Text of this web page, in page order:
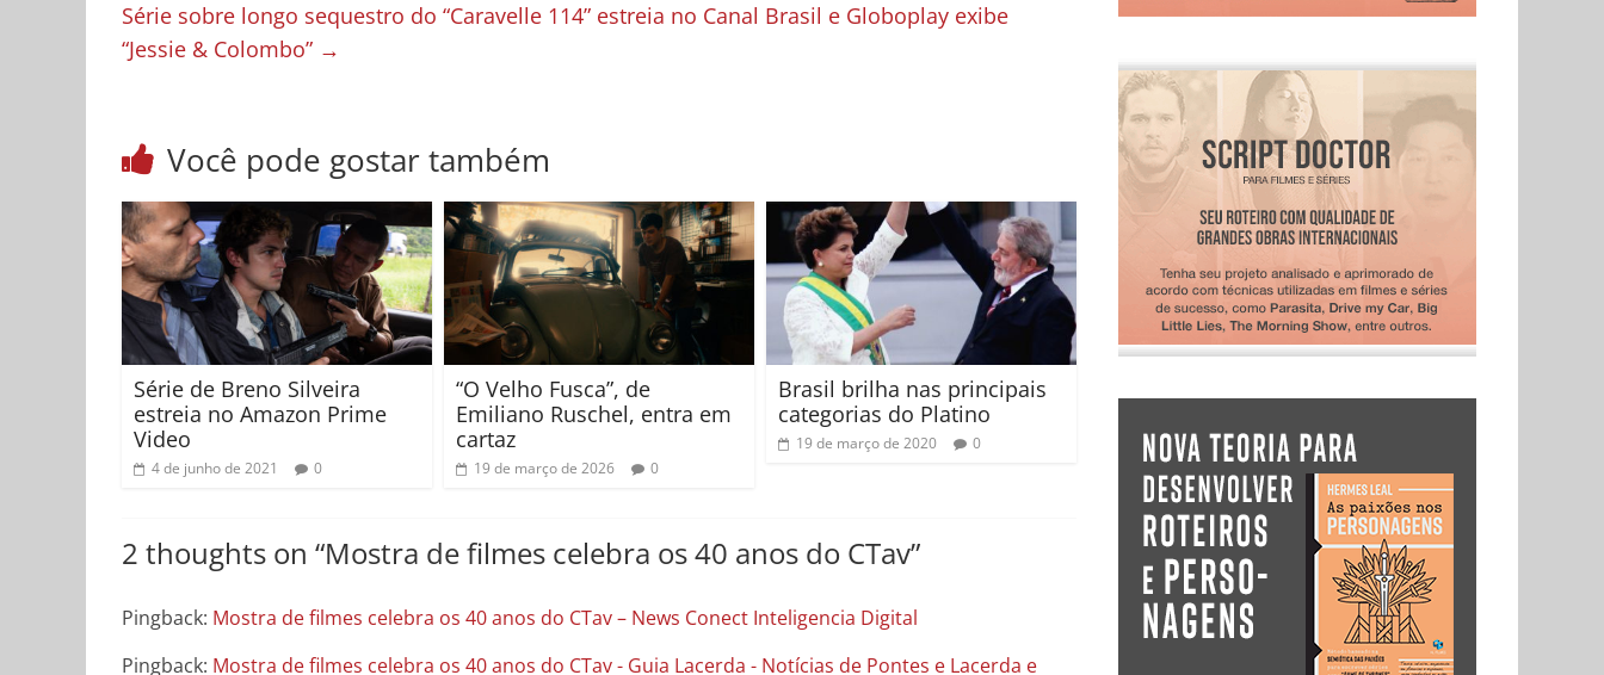
Série sobre longo sequestro do “Caravelle 114” estreia no Canal Brasil e Globoplay exibe
“Jessie & Colombo” →
Você pode gostar também
Série de Breno Silveira
estreia no Amazon Prime
Video
4 de junho de 2021 0
“O Velho Fusca”, de
Emiliano Ruschel, entra em
cartaz
19 de março de 2026 0
Brasil brilha nas principais
categorias do Platino
19 de março de 2020 0
2 thoughts on “Mostra de filmes celebra os 40 anos do CTav”
Pingback: Mostra de filmes celebra os 40 anos do CTav – News Conect Inteligencia Digital
Pingback: Mostra de filmes celebra os 40 anos do CTav - Guia Lacerda - Notícias de Pontes e Lacerda e